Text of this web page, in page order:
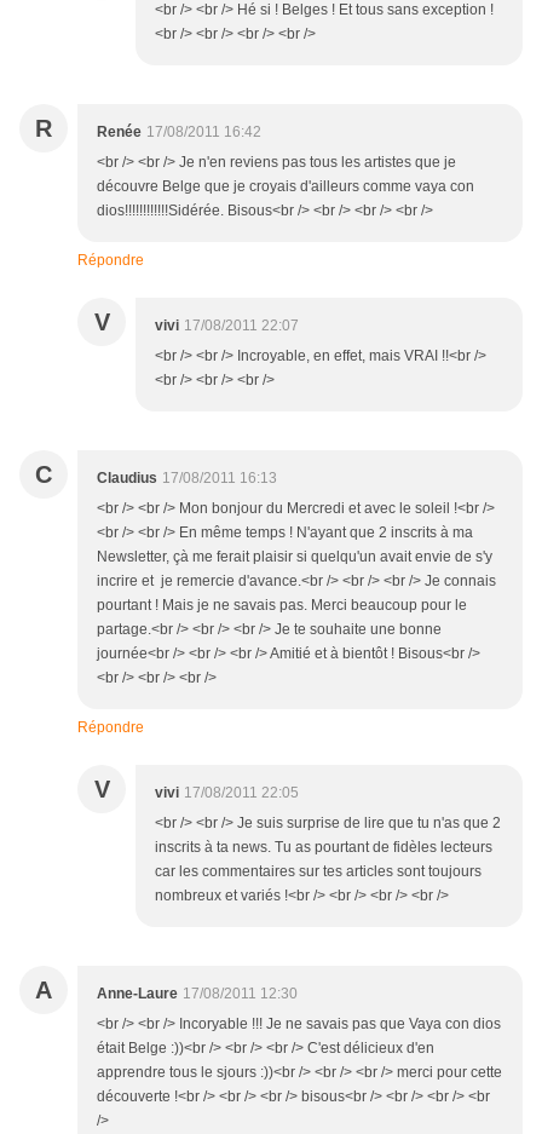
<br /> <br /> Hé si ! Belges ! Et tous sans exception !
<br /> <br /> <br /> <br />
R Renée 17/08/2011 16:42
<br /> <br /> Je n'en reviens pas tous les artistes que je
découvre Belge que je croyais d'ailleurs comme vaya con
dios!!!!!!!!!!!!Sidérée. Bisous<br /> <br /> <br /> <br />
Répondre
V vivi 17/08/2011 22:07
<br /> <br /> Incroyable, en effet, mais VRAI !!<br />
<br /> <br /> <br />
C Claudius 17/08/2011 16:13
<br /> <br /> Mon bonjour du Mercredi et avec le soleil !<br />
<br /> <br /> En même temps ! N'ayant que 2 inscrits à ma
Newsletter, çà me ferait plaisir si quelqu'un avait envie de s'y
incrire et je remercie d'avance.<br /> <br /> <br /> Je connais
pourtant ! Mais je ne savais pas. Merci beaucoup pour le
partage.<br /> <br /> <br /> Je te souhaite une bonne
journée<br /> <br /> <br /> Amitié et à bientôt ! Bisous<br />
<br /> <br /> <br />
Répondre
V vivi 17/08/2011 22:05
<br /> <br /> Je suis surprise de lire que tu n'as que 2
inscrits à ta news. Tu as pourtant de fidèles lecteurs
car les commentaires sur tes articles sont toujours
nombreux et variés !<br /> <br /> <br /> <br />
A Anne-Laure 17/08/2011 12:30
<br /> <br /> Incoryable !!! Je ne savais pas que Vaya con dios
était Belge :))<br /> <br /> <br /> C'est délicieux d'en
apprendre tous le sjours :))<br /> <br /> <br /> merci pour cette
découverte !<br /> <br /> <br /> bisous<br /> <br /> <br /> <br
/>